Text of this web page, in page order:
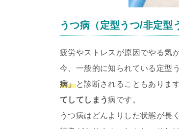
うつ病（定型うつ/非定型
疲労やストレスが原因でやる気
今、一般的に知られている定型
病」と診断されることもありま
てしてしまう病です。
うつ病はどんよりした状態が長